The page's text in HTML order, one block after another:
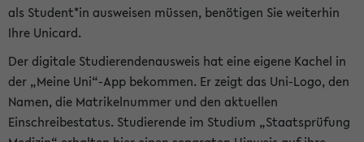
als Student*in ausweisen müssen, benötigen Sie weiterhin
Ihre Unicard.
Der digitale Studierendenausweis hat eine eigene Kachel in
der „Meine Uni“-App bekommen. Er zeigt das Uni-Logo, den
Namen, die Matrikelnummer und den aktuellen
Einschreibestatus. Studierende im Studium „Staatsprüfung